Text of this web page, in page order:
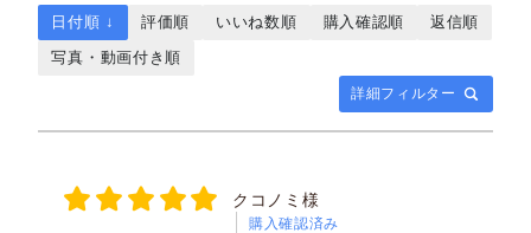
詳細フィルター
日付順 ↓ 評価順 いいね数順 購入確認順
返信順
写真・動画付き順
クコノミ様
購入確認済み